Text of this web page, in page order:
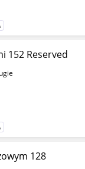
152 Reserved
128